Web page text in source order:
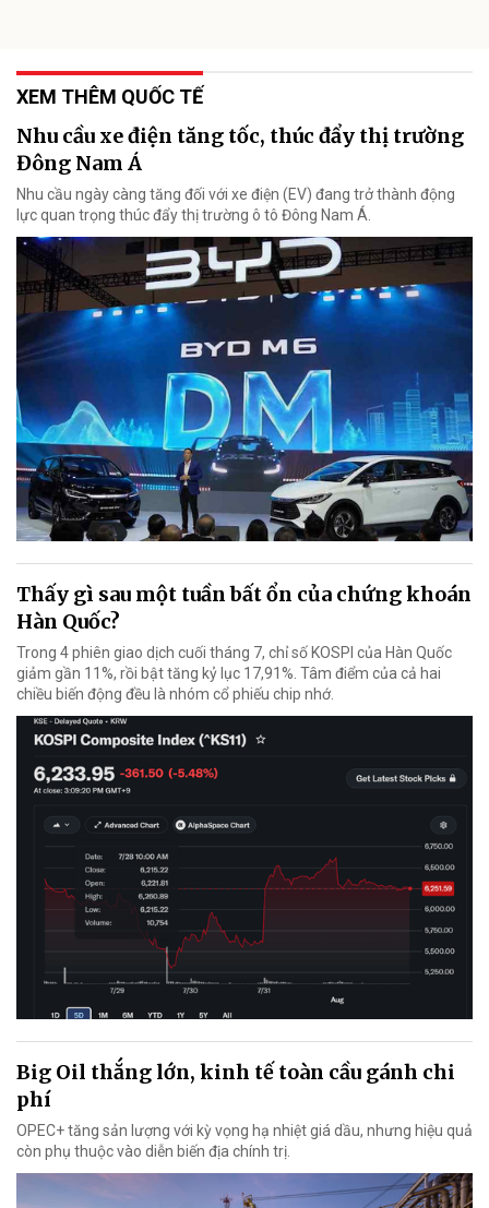
XEM THÊM QUỐC TẾ
Nhu cầu xe điện tăng tốc, thúc đẩy thị trường
Đông Nam Á
Nhu cầu ngày càng tăng đối với xe điện (EV) đang trở thành động
lực quan trọng thúc đẩy thị trường ô tô Đông Nam Á.
Thấy gì sau một tuần bất ổn của chứng khoán
Hàn Quốc?
Trong 4 phiên giao dịch cuối tháng 7, chỉ số KOSPI của Hàn Quốc
giảm gần 11%, rồi bật tăng kỷ lục 17,91%. Tâm điểm của cả hai
chiều biến động đều là nhóm cổ phiếu chip nhớ.
Big Oil thắng lớn, kinh tế toàn cầu gánh chi
phí
OPEC+ tăng sản lượng với kỳ vọng hạ nhiệt giá dầu, nhưng hiệu quả
còn phụ thuộc vào diễn biến địa chính trị.